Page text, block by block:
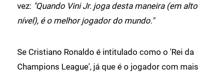
vez: "Quando Vini Jr. joga desta maneira (em alto
nível), é o melhor jogador do mundo."
Se Cristiano Ronaldo é intitulado como o 'Rei da
Champions League', já que é o jogador com mais